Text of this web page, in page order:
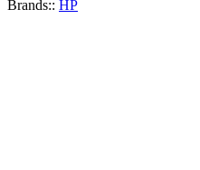
Brands:: HP